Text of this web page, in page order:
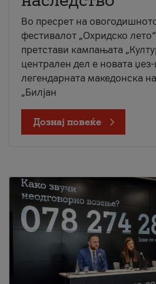
Во пресрет на
фестивалот „Охридско
претстави кампањата
централен дел е новата
легендарната македонска
„Билјан
Дознај повеќе